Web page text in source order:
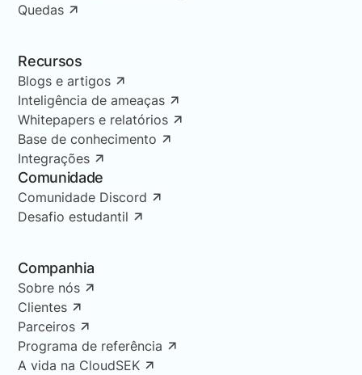
Quedas
Recursos
Blogs e artigos
Inteligência de ameaças
Whitepapers e relatórios
Base de conhecimento
Integrações
Comunidade
Comunidade Discord
Desafio estudantil
Companhia
Sobre nós
Clientes
Parceiros
Programa de referência
A vida na CloudSEK